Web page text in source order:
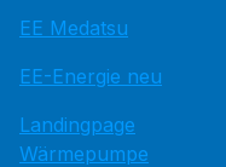
EE Medatsu
EE-Energie neu
Landingpage
Wärmepumpe